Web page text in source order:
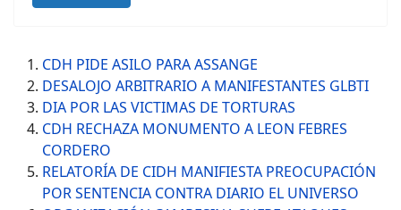
CDH PIDE ASILO PARA ASSANGE
DESALOJO ARBITRARIO A MANIFESTANTES GLBTI
DIA POR LAS VICTIMAS DE TORTURAS
CDH RECHAZA MONUMENTO A LEON FEBRES
CORDERO
RELATORÍA DE CIDH MANIFIESTA PREOCUPACIÓN
POR SENTENCIA CONTRA DIARIO EL UNIVERSO